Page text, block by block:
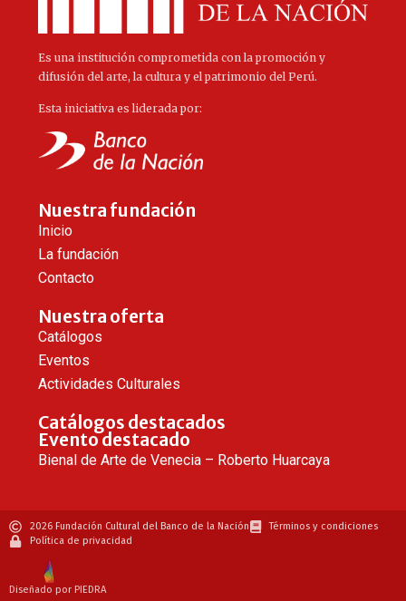
Es una institución comprometida con la promoción y
difusión del arte, la cultura y el patrimonio del Perú.
Esta iniciativa es liderada por:
Nuestra fundación
Inicio
La fundación
Contacto
Nuestra oferta
Catálogos
Eventos
Actividades Culturales
Catálogos destacados
Evento destacado
Bienal de Arte de Venecia – Roberto Huarcaya
2026 Fundación Cultural del Banco de la Nación
Términos y condiciones
Política de privacidad
Diseñado por PIEDRA